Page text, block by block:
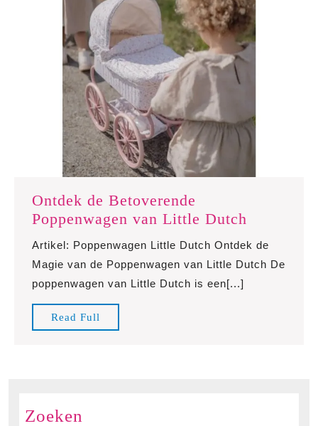
Ontdek de Betoverende
Poppenwagen van Little Dutch
de
Artikel: Poppenwagen Little Dutch Ontdek de
Magie van de Poppenwagen van Little Dutch De
poppenwagen van Little Dutch is een[...]
Read Full
Full
Zoeken